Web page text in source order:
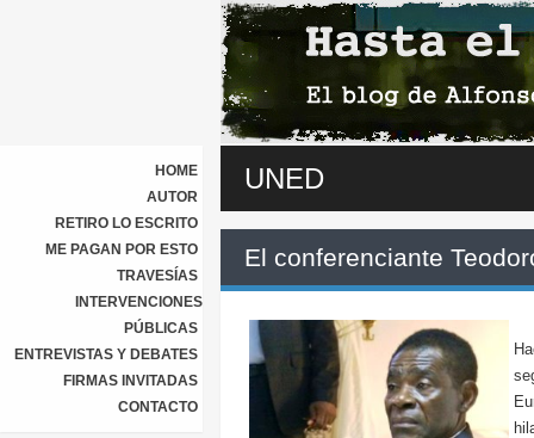
HOME
AUTOR
RETIRO LO ESCRITO
ME PAGAN POR ESTO
TRAVESÍAS
INTERVENCIONES
PÚBLICAS
ENTREVISTAS Y DEBATES
FIRMAS INVITADAS
CONTACTO
UNED
El conferenciante